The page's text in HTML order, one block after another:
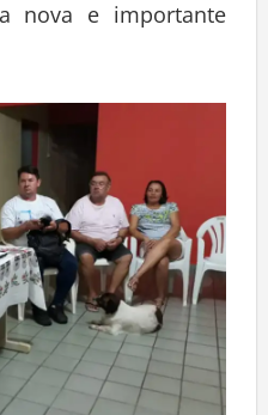
nova e importante